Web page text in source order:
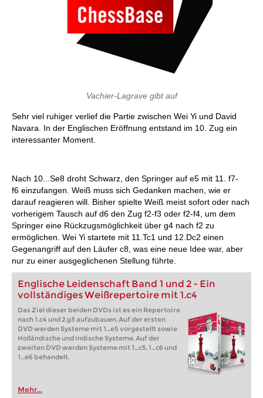
Vachier-Lagrave gibt auf
Sehr viel ruhiger verlief die Partie zwischen Wei Yi und David
Navara. In der Englischen Eröffnung entstand im 10. Zug ein
interessanter Moment.
Nach 10...Se8 droht Schwarz, den Springer auf e5 mit 11. f7-
f6 einzufangen. Weiß muss sich Gedanken machen, wie er
darauf reagieren will. Bisher spielte Weiß meist sofort oder nach
vorherigem Tausch auf d6 den Zug f2-f3 oder f2-f4, um dem
Springer eine Rückzugsmöglichkeit über g4 nach f2 zu
ermöglichen. Wei Yi startete mit 11.Tc1 und 12.Dc2 einen
Gegenangriff auf den Läufer c8, was eine neue Idee war, aber
nur zu einer ausgeglichenen Stellung führte.
Englische Leidenschaft Band 1 und 2 - Ein
vollständiges Weißrepertoire mit 1.c4
Das Ziel dieser beiden DVDs ist es ein Repertoire
nach 1.c4 und 2.g3 aufzubauen. Auf der ersten
DVD werden Systeme mit 1...e5 vorgestellt sowie
Holländische und Indische Systeme. Auf der
zweiten DVD werden Systeme mit 1...c5, 1...c6 und
1...e6 behandelt.
Mehr...